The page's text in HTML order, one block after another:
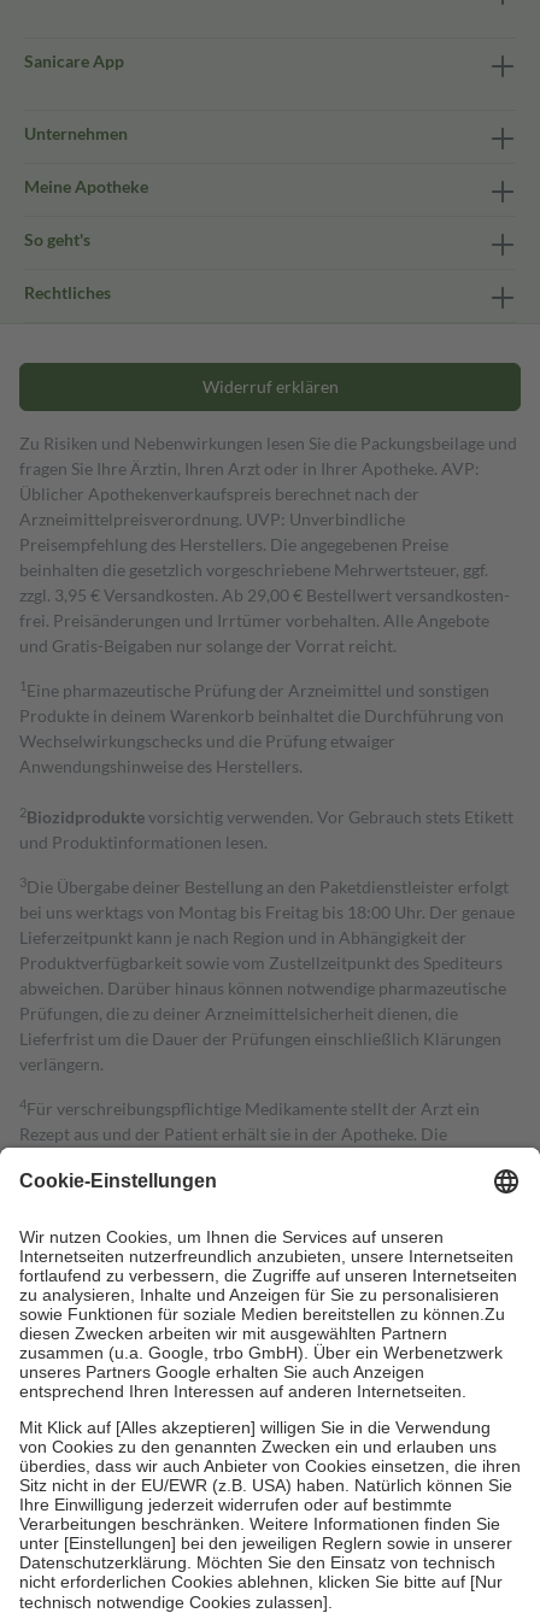
Sanicare App
Unternehmen
Meine Apotheke
So geht's
Rechtliches
Widerruf erklären
Zu Risiken und Nebenwirkungen lesen Sie die Packungsbeilage und
fragen Sie Ihre Ärztin, Ihren Arzt oder in Ihrer Apotheke. AVP:
Üblicher Apothekenverkaufspreis berechnet nach der
Arzneimittelpreisverordnung. UVP: Unverbindliche
Preisempfehlung des Herstellers. Die angegebenen Preise
beinhalten die gesetzlich vorgeschriebene Mehrwertsteuer, ggf.
zzgl. 3,95 € Versandkosten. Ab 29,00 € Bestell­wert versand­kosten­
frei. Preisänderungen und Irrtümer vorbehalten. Alle Angebote
und Gratis-Beigaben nur solange der Vorrat reicht.
1 Eine pharmazeutische Prüfung der Arzneimittel und sonstigen
Produkte in deinem Warenkorb beinhaltet die Durchführung von
Wechselwirkungschecks und die Prüfung etwaiger
Anwendungshinweise des Herstellers.
2Biozidproduktevorsichtig verwenden. Vor Gebrauch stets Etikett
und Produktinformationen lesen.
3Die Übergabe deiner Bestellung an den Paketdienstleister erfolgt
bei uns werktags von Montag bis Freitag bis 18:00 Uhr. Der genaue
Lieferzeitpunkt kann je nach Region und in Abhängigkeit der
Produktverfügbarkeit sowie vom Zustellzeitpunkt des Spediteurs
abweichen. Darüber hinaus können notwendige pharmazeutische
Prüfungen, die zu deiner Arzneimittelsicherheit dienen, die
Lieferfrist um die Dauer der Prüfungen einschließlich Klärungen
verlängern.
4Für verschreibungspflichtige Medikamente stellt der Arzt ein
Rezept aus und der Patient erhält sie in der Apotheke. Die
Kosten dafür, der Versicherte trägt einen Teil davon als Zuzahlung
Grundsätzlich leisten Mitglieder Zuzahlungen in Höhe von zehn
Prozent des Abgabepreises,mindestensjedochfünf Euround
höchstens zehn Euro.Es sind jedoch nie mehr als die tatsächlichen
Kosten der Leistung zu entrichten.
Diese Regeln gelten grundsätzlich auch für Online-Apotheken.
Bei Heilmitteln und häuslicher Krankenpflege beträgt die
Zuzahlung zehn Prozent der Kosten sowie zehn Euro je
Um das Engagement der Versicherten für ihre eigene Gesundheit zu
stärken und die besondere Stellung der Familie zu unterstützen,
fallenkeine Zuzahlungen an bei:
• Kindern und Jugendlichen bis zum vollendeten 18. Lebensjahr
mit Ausnahme der Fahrkosten
• Untersuchungen zur Vorsorge und Früherkennung, die von der
GKV getragen werden